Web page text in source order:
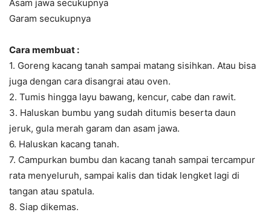
Asam jawa secukupnya
Garam secukupnya
Cara membuat :
1. Goreng kacang tanah sampai matang sisihkan. Atau bisa
juga dengan cara disangrai atau oven.
2. Tumis hingga layu bawang, kencur, cabe dan rawit.
3. Haluskan bumbu yang sudah ditumis beserta daun
jeruk, gula merah garam dan asam jawa.
6. Haluskan kacang tanah.
7. Campurkan bumbu dan kacang tanah sampai tercampur
rata menyeluruh, sampai kalis dan tidak lengket lagi di
tangan atau spatula.
8. Siap dikemas.